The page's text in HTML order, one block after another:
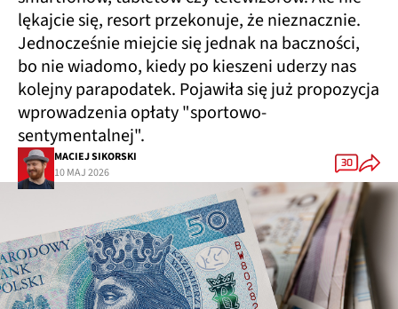
lękajcie się, resort przekonuje, że nieznacznie.
Jednocześnie miejcie się jednak na baczności,
bo nie wiadomo, kiedy po kieszeni uderzy nas
kolejny parapodatek. Pojawiła się już propozycja
wprowadzenia opłaty "sportowo-
sentymentalnej".
MACIEJ SIKORSKI
10 MAJ 2026
30